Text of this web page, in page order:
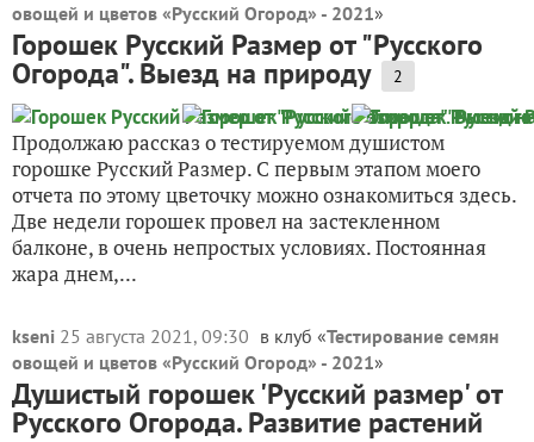
овощей и цветов «Русский Огород» - 2021»
Горошек Русский Размер от "Русского
Огорода". Выезд на природу 2
Продолжаю рассказ о тестируемом душистом
горошке Русский Размер. С первым этапом моего
отчета по этому цветочку можно ознакомиться здесь.
Две недели горошек провел на застекленном
балконе, в очень непростых условиях. Постоянная
жара днем,...
kseni 25 августа 2021, 09:30 в клуб «Тестирование семян
овощей и цветов «Русский Огород» - 2021»
Душистый горошек 'Русский размер' от
Русского Огорода. Развитие растений